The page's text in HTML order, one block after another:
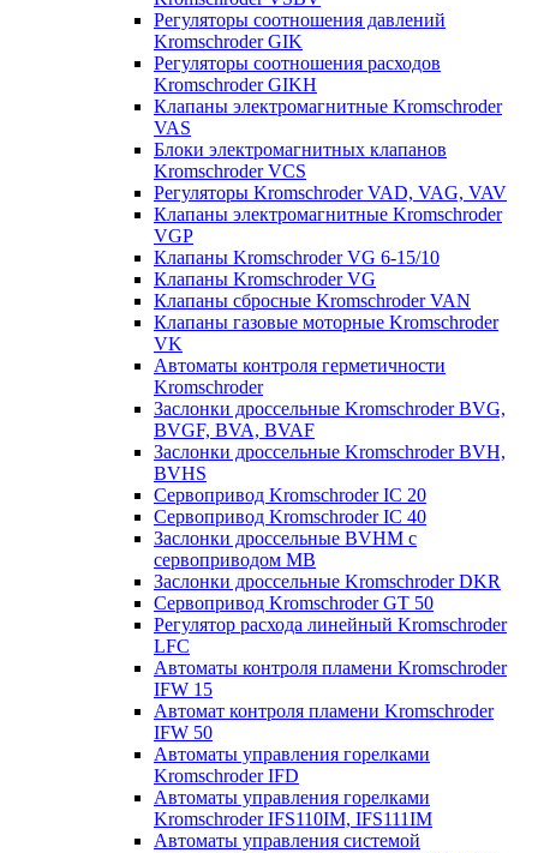
Регуляторы соотношения давлений
Kromschroder GIK
Регуляторы соотношения расходов
Kromschroder GIKH
Клапаны электромагнитные Kromschroder
VAS
Блоки электромагнитных клапанов
Kromschroder VCS
Регуляторы Kromschroder VAD, VAG, VAV
Клапаны электромагнитные Kromschroder
VGP
Клапаны Kromschroder VG 6-15/10
Клапаны Kromschroder VG
Клапаны сбросные Kromschroder VAN
Клапаны газовые моторные Kromschroder
VK
Автоматы контроля герметичности
Kromschroder
Заслонки дроссельные Kromschroder BVG,
BVGF, BVA, BVAF
Заслонки дроссельные Kromschroder BVH,
BVHS
Сервопривод Kromschroder IC 20
Сервопривод Kromschroder IC 40
Заслонки дроссельные BVHM с
сервоприводом МВ
Заслонки дроссельные Kromschroder DKR
Cервопривод Kromschroder GT 50
Регулятор расхода линейный Kromschroder
LFC
Автоматы контроля пламени Kromschroder
IFW 15
Автомат контроля пламени Kromschroder
IFW 50
Автоматы управления горелками
Kromschroder IFD
Автоматы управления горелками
Kromschroder IFS110IM, IFS111IM
Автоматы управления системой